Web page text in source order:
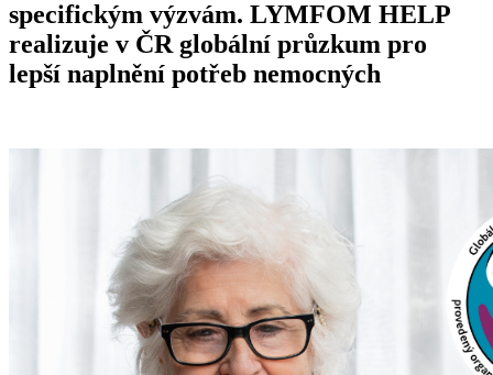
specifickým výzvám. LYMFOM HELP
realizuje v ČR globální průzkum pro
lepší naplnění potřeb nemocných